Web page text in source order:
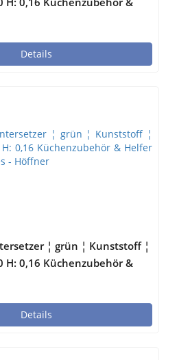
- Höffner
Details
¦ grün ¦ Kunststoff ¦
H: 0,16 Küchenzubehör &
- Höffner
Details